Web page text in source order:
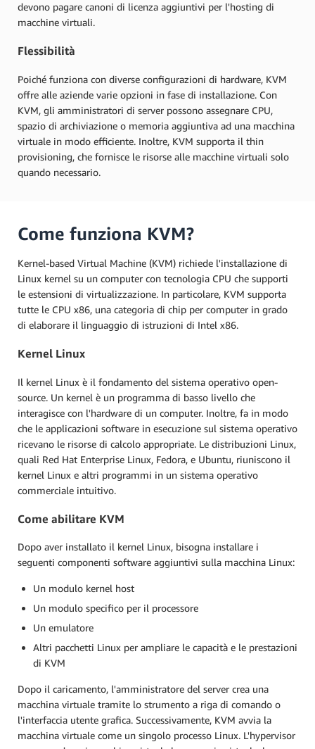
devono pagare canoni di licenza aggiuntivi per l'hosting di
macchine virtuali.
Flessibilità
Poiché funziona con diverse configurazioni di hardware, KVM
offre alle aziende varie opzioni in fase di installazione. Con
KVM, gli amministratori di server possono assegnare CPU,
spazio di archiviazione o memoria aggiuntiva ad una macchina
virtuale in modo efficiente. Inoltre, KVM supporta il thin
provisioning, che fornisce le risorse alle macchine virtuali solo
quando necessario.
Come funziona KVM?
Kernel-based Virtual Machine (KVM) richiede l'installazione di
Linux kernel su un computer con tecnologia CPU che supporti
le estensioni di virtualizzazione. In particolare, KVM supporta
tutte le CPU x86, una categoria di chip per computer in grado
di elaborare il linguaggio di istruzioni di Intel x86.
Kernel Linux
Il kernel Linux è il fondamento del sistema operativo open-
source. Un kernel è un programma di basso livello che
interagisce con l'hardware di un computer. Inoltre, fa in modo
che le applicazioni software in esecuzione sul sistema operativo
ricevano le risorse di calcolo appropriate. Le distribuzioni Linux,
quali Red Hat Enterprise Linux, Fedora, e Ubuntu, riuniscono il
kernel Linux e altri programmi in un sistema operativo
commerciale intuitivo.
Come abilitare KVM
Dopo aver installato il kernel Linux, bisogna installare i
seguenti componenti software aggiuntivi sulla macchina Linux:
Un modulo kernel host
Un modulo specifico per il processore
Un emulatore
Altri pacchetti Linux per ampliare le capacità e le prestazioni
di KVM
Dopo il caricamento, l'amministratore del server crea una
macchina virtuale tramite lo strumento a riga di comando o
l'interfaccia utente grafica. Successivamente, KVM avvia la
macchina virtuale come un singolo processo Linux. L'hypervisor